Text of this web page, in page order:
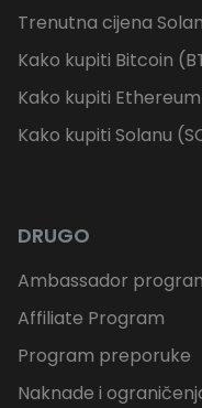
Trenutna cijena
Kako kupiti Bitcoin
Kako kupiti
Kako kupiti Solanu
DRUGO
Ambassador
Affiliate Program
Program preporuke
Naknade i